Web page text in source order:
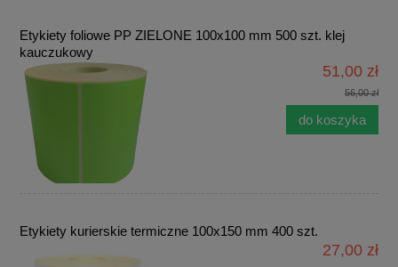
Etykiety foliowe PP ZIELONE 100x100 mm 500 szt. klej
kauczukowy
51,00 zł
56,00 zł
do koszyka
Etykiety kurierskie termiczne 100x150 mm 400 szt.
27,00 zł